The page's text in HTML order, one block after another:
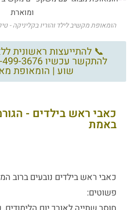
הומאופת מקשיב לילד והוריו בקליניקה -
📞 להתייעצות ראשונית
שוע | הומאופת מאז
כאבי ראש בילדים -
באמת
כאבי ראש בילדים נובעים ברוב
פשוטים: